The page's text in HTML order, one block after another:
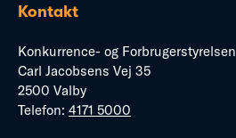
Kontakt
Konkurrence- og Forbrugerstyrelsen
Carl Jacobsens Vej 35
2500 Valby
Telefon: 4171 5000